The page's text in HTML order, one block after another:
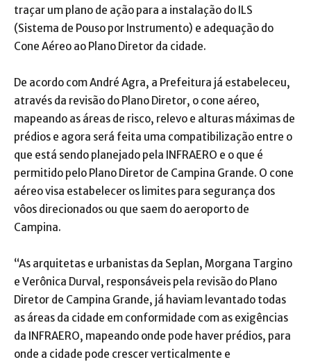
traçar um plano de ação para a instalação do ILS
(Sistema de Pouso por Instrumento) e adequação do
Cone Aéreo ao Plano Diretor da cidade.
De acordo com André Agra, a Prefeitura já estabeleceu,
através da revisão do Plano Diretor, o cone aéreo,
mapeando as áreas de risco, relevo e alturas máximas de
prédios e agora será feita uma compatibilização entre o
que está sendo planejado pela INFRAERO e o que é
permitido pelo Plano Diretor de Campina Grande. O cone
aéreo visa estabelecer os limites para segurança dos
vôos direcionados ou que saem do aeroporto de
Campina.
“As arquitetas e urbanistas da Seplan, Morgana Targino
e Verônica Durval, responsáveis pela revisão do Plano
Diretor de Campina Grande, já haviam levantado todas
as áreas da cidade em conformidade com as exigências
da INFRAERO, mapeando onde pode haver prédios, para
onde a cidade pode crescer verticalmente e